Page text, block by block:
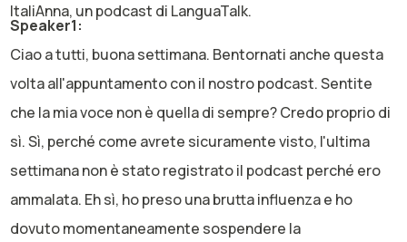
ItaliAnna, un podcast di LanguaTalk.
Speaker1:
Ciao a tutti, buona settimana. Bentornati anche questa
volta all'appuntamento con il nostro podcast. Sentite
che la mia voce non è quella di sempre? Credo proprio di
sì. Sì, perché come avrete sicuramente visto, l'ultima
settimana non è stato registrato il podcast perché ero
ammalata. Eh sì, ho preso una brutta influenza e ho
dovuto momentaneamente sospendere la